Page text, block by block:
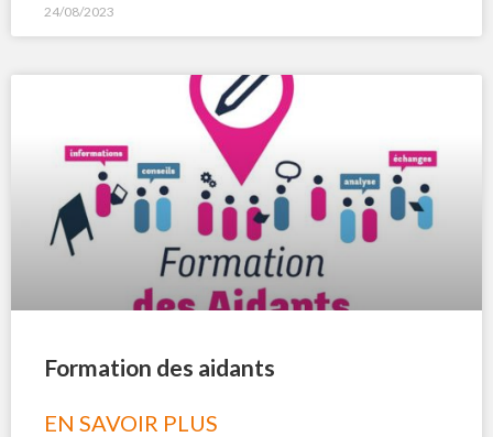
24/08/2023
Formation des aidants
EN SAVOIR PLUS